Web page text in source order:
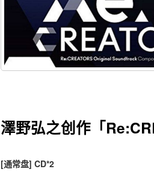
澤野弘之创作「
[通常盘] CD*2